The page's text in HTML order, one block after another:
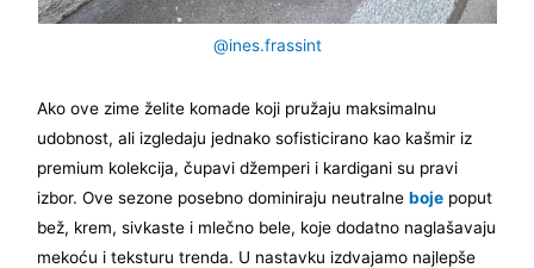
@ines.frassint
Ako ove zime želite komade koji pružaju maksimalnu
udobnost, ali izgledaju jednako sofisticirano kao kašmir iz
premium kolekcija, čupavi džemperi i kardigani su pravi
izbor. Ove sezone posebno dominiraju neutralneboje poput
bež, krem, sivkaste i mlečno bele, koje dodatno naglašavaju
mekoću i teksturu trenda. U nastavku izdvajamo najlepše